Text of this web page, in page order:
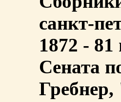
санкт-
1872 -
Сената